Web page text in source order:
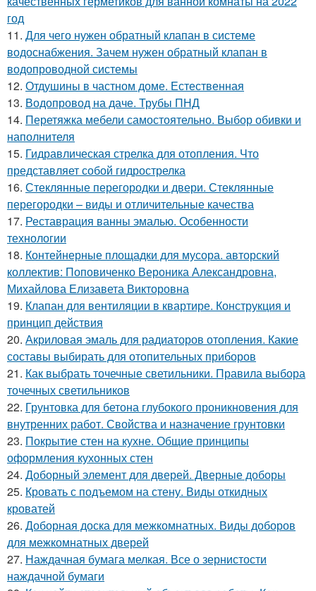
год
11. Для чего нужен обратный клапан в системе
водоснабжения. Зачем нужен обратный клапан в
водопроводной системы
12. Отдушины в частном доме. Естественная
13. Водопровод на даче. Трубы ПНД
14. Перетяжка мебели самостоятельно. Выбор обивки и
наполнителя
15. Гидравлическая стрелка для отопления. Что
представляет собой гидрострелка
16. Стеклянные перегородки и двери. Стеклянные
перегородки – виды и отличительные качества
17. Реставрация ванны эмалью. Особенности
технологии
18. Контейнерные площадки для мусора. авторский
коллектив: Поповиченко Вероника Александровна,
Михайлова Елизавета Викторовна
19. Клапан для вентиляции в квартире. Конструкция и
принцип действия
20. Акриловая эмаль для радиаторов отопления. Какие
составы выбирать для отопительных приборов
21. Как выбрать точечные светильники. Правила выбора
точечных светильников
22. Грунтовка для бетона глубокого проникновения для
внутренних работ. Свойства и назначение грунтовки
23. Покрытие стен на кухне. Общие принципы
оформления кухонных стен
24. Доборный элемент для дверей. Дверные доборы
25. Кровать с подъемом на стену. Виды откидных
кроватей
26. Доборная доска для межкомнатных. Виды доборов
для межкомнатных дверей
27. Наждачная бумага мелкая. Все о зернистости
наждачной бумаги